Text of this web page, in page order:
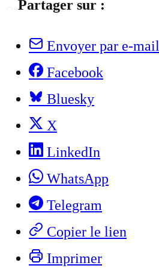
Partager sur :
Envoyer par e-mail
Facebook
Bluesky
X
LinkedIn
WhatsApp
Telegram
Copier le lien
Imprimer